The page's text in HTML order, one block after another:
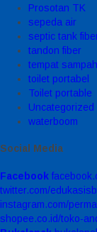
Prosotan TK
sepeda air
septic tank
tandon fiber
tempat
toilet portabel
Toilet portable
Uncategorized
waterboom
Social Media
Facebook
twitter.com/
instagram.com/
shopee.co.id/toko-